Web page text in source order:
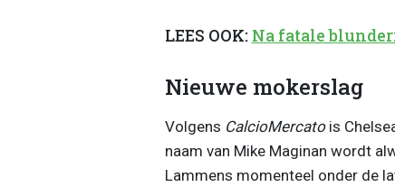
LEES OOK: Na fatale
Nieuwe mokerslag
Volgens CalcioMercato is
naam van Mike Maginan wordt
Lammens momenteel onder de